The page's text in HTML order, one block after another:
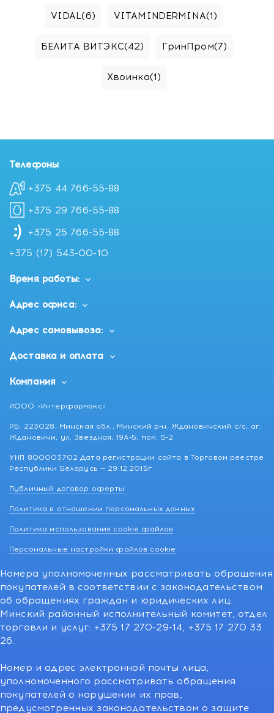
VIDAL(6) VITAMINDERMINA(1)
БЕЛИТА ВИТЭКС(42) ГринПром(7)
Хвоинка(1)
Телефоны
+375 44 766-55-88
+375 29 766-55-88
+375 25 766-55-88
+375 (17) 543-00-10
Время работы:
Адрес офиса:
Адрес самовывоза:
Доставка и оплата
Компания
ИООО «Интерфармакс»
РБ, 223028, Минская обл., Минский р-н, Ждановичский с/с, аг.
Ждановичи, ул. Звездная, 19А-5, пом. 5-2
УНП 800003702 Дата регистрации сайта в Торговом реестре
Республики Беларусь — 29.12.2015г
Публичный договор оферты
Политика в отношении персональных данных
Политика использования cookie файлов
Персональные настройки файлов cookie
Номера уполномоченных рассматривать обращения
покупателей в соответствии с законодательством
об обращениях граждан и юридических лиц:
Минский районный исполнительный комитет, отдел
торговли и услуг: +375 17 270-29-14, +375 17 270 33
26.
Номер и адрес электронной почты лица,
уполномоченного рассматривать обращения
покупателей о нарушении их прав,
предусмотренных законодательством о защите